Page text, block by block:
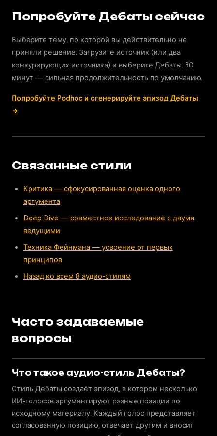
Попробуйте Дебаты сейчас
Выберите тему, по которой вы действительно не
приняли решение. Загрузите источник (или два
конкурирующих источника) и выберите Дебаты. 30
минут — сильная продолжительность по умолчанию.
Попробуйте Podhoc и сгенерируйте эпизод Дебаты
→
Связанные стили
Критика — сфокусированная оценка одного
аргумента
Deep Dive — совместное исследование с двумя
ведущими
Техника Фейнмана — усвоение от первых
принципов
Назад ко всем 8 аудио-стилям
Часто задаваемые
вопросы
Что такое аудио-стиль Дебаты?
Стиль Дебаты создаёт эпизод, в котором несколько
ИИ-голосов аргументируют разные позиции по
исходному материалу. Каждый голос представляет
согласованную позицию, отвечает другим и вносит